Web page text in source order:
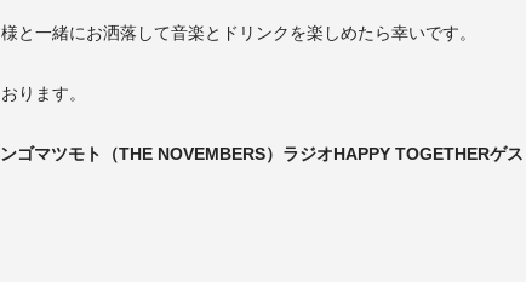
と一緒にお洒落して音楽とドリンクを楽しめたら幸いです。
ります。
ゴマツモト（THE NOVEMBERS）ラジオHAPPY TOGETHERゲ